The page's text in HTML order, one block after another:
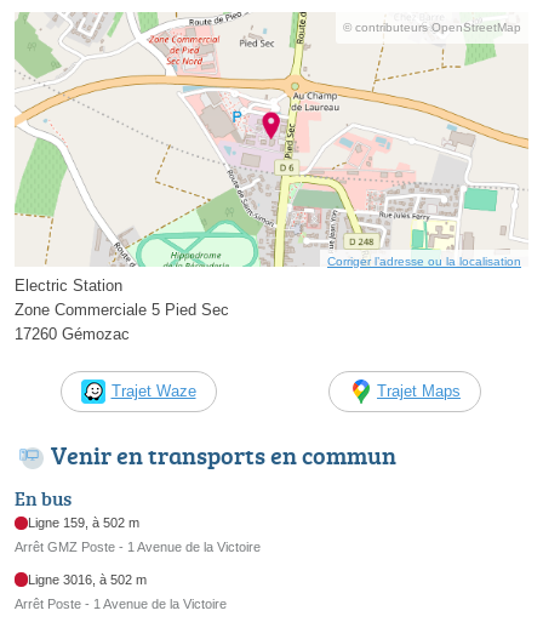
© contributeurs OpenStreetMap
Corriger l’adresse ou la localisation
Electric Station
Zone Commerciale 5 Pied Sec
17260 Gémozac
Trajet Waze Trajet Maps
Venir en transports en commun
En bus
Ligne 159, à 502 m
Arrêt GMZ Poste - 1 Avenue de la Victoire
Ligne 3016, à 502 m
Arrêt Poste - 1 Avenue de la Victoire